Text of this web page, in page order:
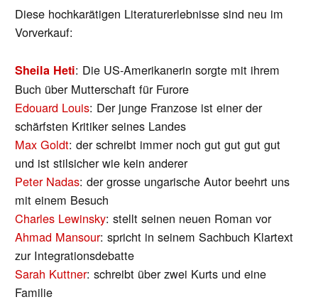
Diese hochkarätigen Literaturerlebnisse sind neu im
Vorverkauf:
Sheila Heti: Die US-Amerikanerin sorgte mit ihrem
Buch über Mutterschaft für Furore
Edouard Louis: Der junge Franzose ist einer der
schärfsten Kritiker seines Landes
Max Goldt: der schreibt immer noch gut gut gut gut
und ist stilsicher wie kein anderer
Peter Nadas: der grosse ungarische Autor beehrt uns
mit einem Besuch
Charles Lewinsky: stellt seinen neuen Roman vor
Ahmad Mansour: spricht in seinem Sachbuch Klartext
zur Integrationsdebatte
Sarah Kuttner: schreibt über zwei Kurts und eine
Familie